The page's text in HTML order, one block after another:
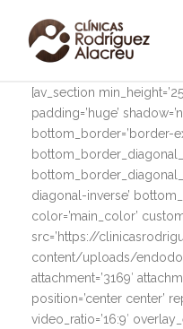
[av_section
padding=’huge’
bottom_border=’border-
diagonal-inverse’
color=’main_color’
src=’https://
content/uploads/
attachment=’3169′
position=’center center’
video_ratio=’16:9′